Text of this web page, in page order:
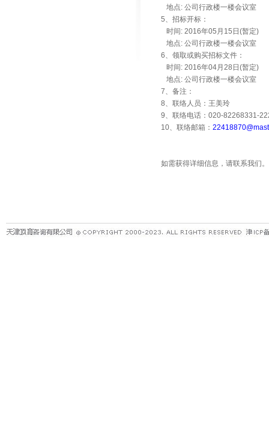
地点: 公司行政楼一楼会议室
5、招标开标：
时间: 2016年05月15日(暂定)
地点: 公司行政楼一楼会议室
6、领取或购买招标文件：
时间: 2016年04月28日(暂定)
地点: 公司行政楼一楼会议室
7、备注：
8、联络人员：王美玲
9、联络电话：020-82268331-
10、联络邮箱：
如需获得详细信息，请联系我们。